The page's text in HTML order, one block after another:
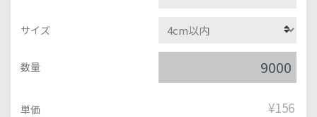
サイズ
数量
単価 ¥156